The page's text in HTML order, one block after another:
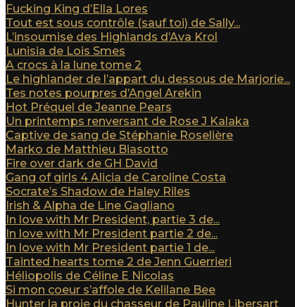
Fucking King d’Ella Lores
Tout est sous contrôle (sauf toi) de Sally...
L’insoumise des Highlands d’Ava Krol
Lunisia de Lois Smes
A crocs à la lune tome 2
Le highlander de l’appart du dessous de Marjorie...
Tes notes pourpres d’Angel Arekin
Hot Préquel de Jeanne Pears
Un printemps renversant de Rose J Kalaka
Captive de sang de Stéphanie Roselière
Marko de Matthieu Biasotto
Fire over dark de GH David
Gang of girls 4 Alicia de Caroline Costa
Socrate’s Shadow de Haley Riles
Irish & Alpha de Line Gagliano
In love with Mr President, partie 3 de...
In love with Mr President partie 2 de...
In love with Mr President partie 1 de...
Tainted hearts tome 2 de Jenn Guerrieri
Héliopolis de Céline E Nicolas
Si mon coeur s’affole de Kelilane Bee
Hunter la proie du chasseur de Pauline Libersart